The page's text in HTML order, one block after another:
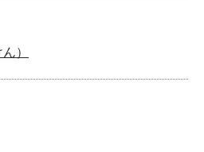
）